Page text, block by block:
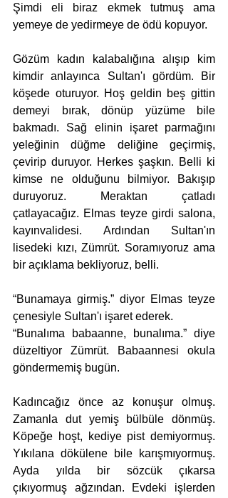
Şimdi eli biraz ekmek tutmuş ama
Gözüm kadın kalabalığına alışıp kim
kimdir anlayınca Sultan'ı gördüm. Bir
köşede oturuyor. Hoş geldin beş gittin
demeyi bırak, dönüp yüzüme bile
bakmadı. Sağ elinin işaret parmağını
yeleğinin düğme deliğine geçirmiş,
çevirip duruyor. Herkes şaşkın. Belli ki
kimse ne olduğunu bilmiyor. Bakışıp
duruyoruz. Meraktan çatladı
çatlayacağız. Elmas teyze girdi salona,
kayınvalidesi. Ardından Sultan'ın
lisedeki kızı, Zümrüt. Soramıyoruz ama
bir açıklama bekliyoruz, belli.
“Bunamaya girmiş.” diyor Elmas teyze
çenesiyle Sultan'ı işaret ederek.
“Bunalıma babaanne, bunalıma.” diye
düzeltiyor Zümrüt. Babaannesi okula
göndermemiş bugün.
Kadıncağız önce az konuşur olmuş.
Zamanla dut yemiş bülbüle dönmüş.
Köpeğe hoşt, kediye pist demiyormuş.
Yıkılana dökülene bile karışmıyormuş.
Ayda yılda bir sözcük çıkarsa
çıkıyormuş ağzından. Evdeki işlerden